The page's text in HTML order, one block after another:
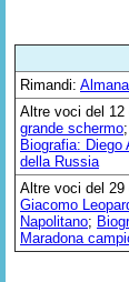
Rimandi:
Altre voci del 12
grande schermo;
Biografia: Diego
della Russia
Altre voci del 29
Giacomo
Napolitano;
Maradona